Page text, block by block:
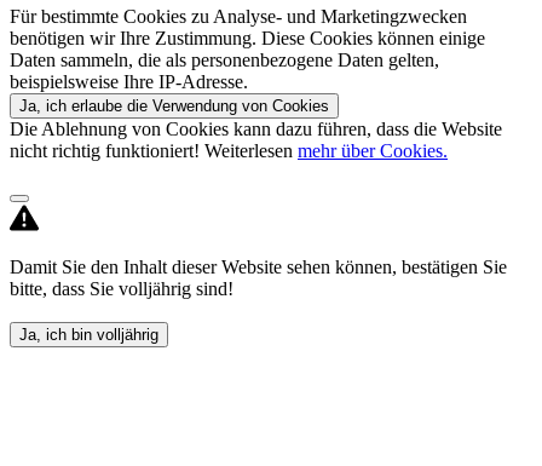
Für bestimmte Cookies zu Analyse- und Marketingzwecken
benötigen wir Ihre Zustimmung. Diese Cookies können einige
Daten sammeln, die als personenbezogene Daten gelten,
beispielsweise Ihre IP-Adresse.
Ja, ich erlaube die Verwendung von Cookies
Die Ablehnung von Cookies kann dazu führen, dass die Website
nicht richtig funktioniert! Weiterlesen mehr über Cookies.
Damit Sie den Inhalt dieser Website sehen können, bestätigen Sie
bitte, dass Sie volljährig sind!
Ja, ich bin volljährig